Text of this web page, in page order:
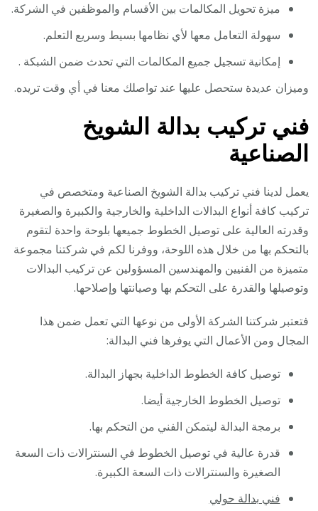
ميزة تحويل المكالمات بين الأقسام والموظفين في الشركة.
سهولة التعامل معها لأي نظامها بسيط وسريع التعلم.
إمكانية تسجيل جميع المكالمات التي تحدث ضمن الشبكة .
وميزان عديدة ستحصل عليها عند تواصلك معنا في أي وقت تريده.
فني تركيب بدالة الشويخ
الصناعية
يعمل لدينا فني تركيب بدالة الشويخ الصناعية ومتخصص في
تركيب كافة أنواع البدالات الداخلية والخارجية والكبيرة والصغيرة
وقدرته العالية على توصيل الخطوط جميعها بلوحة واحدة لتقوم
بالتحكم بها من خلال هذه اللوحة، ووفرنا لكم في شركتنا مجموعة
متميزة من الفنيين والمهندسين المسؤولين عن تركيب البدالات
وتوصيلها والقدرة على التحكم بها وصيانتها وإصلاحها.
فتعتبر شركتنا الشركة الأولى من نوعها التي تعمل ضمن هذا
المجال ومن الأعمال التي يوفرها فني البدالة:
توصيل كافة الخطوط الداخلية بجهاز البدالة.
توصيل الخطوط الخارجية أيضا.
برمجة البدالة ليتمكن الفني من التحكم بها.
قدرة عالية في توصيل الخطوط في السنترالات ذات السعة
الصغيرة والسنترالات ذات السعة الكبيرة.
فني بدالة حولي